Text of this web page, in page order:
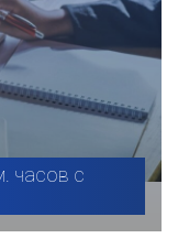
часов с